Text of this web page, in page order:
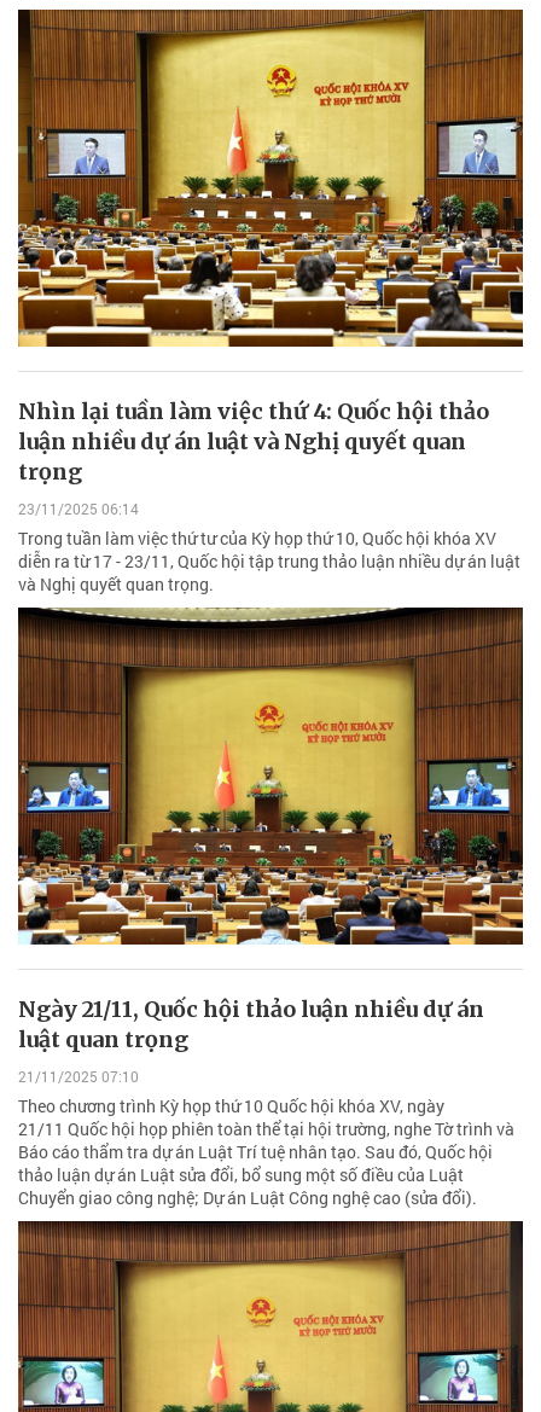
Nhìn lại tuần làm việc thứ 4: Quốc hội thảo
luận nhiều dự án luật và Nghị quyết quan
trọng
23/11/2025 06:14
Trong tuần làm việc thứ tư của Kỳ họp thứ 10, Quốc hội khóa XV
diễn ra từ 17 - 23/11, Quốc hội tập trung thảo luận nhiều dự án luật
và Nghị quyết quan trọng.
Ngày 21/11, Quốc hội thảo luận nhiều dự án
luật quan trọng
21/11/2025 07:10
Theo chương trình Kỳ họp thứ 10 Quốc hội khóa XV, ngày
21/11 Quốc hội họp phiên toàn thể tại hội trường, nghe Tờ trình và
Báo cáo thẩm tra dự án Luật Trí tuệ nhân tạo. Sau đó, Quốc hội
thảo luận dự án Luật sửa đổi, bổ sung một số điều của Luật
Chuyển giao công nghệ; Dự án Luật Công nghệ cao (sửa đổi).